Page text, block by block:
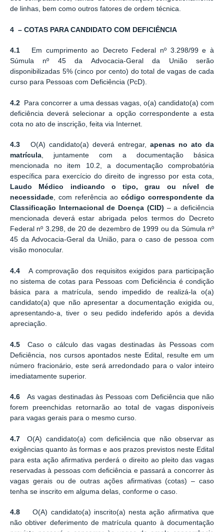
de linhas, bem como outros fatores de ordem técnica.
4 – COTAS PARA CANDIDATO COM DEFICIÊNCIA
4.1
Em cumprimento ao Decreto Federal nº 3.298/99 e à
Súmula nº 45 da Advocacia-Geral da União serão
disponibilizadas 5% (cinco por cento) do total de vagas de cada
curso para Pessoas com Deficiência (PcD).
4.2
Para concorrer a uma dessas vagas, o(a) candidato(a) com
deficiência deverá selecionar a opção correspondente a esta
cota no ato de inscrição, feita via Internet.
4.3 O(A) candidato(a) deverá entregar, apenas no ato da
matrícula, juntamente com a documentação básica
mencionada no item 10.2, a documentação comprobatória
específica para exercício do direito de ingresso por esta cota,
Laudo Médico indicando o tipo, grau ou nível de
necessidade, com referência ao código correspondente da
Classificação Internacional de Doença (CID) – a deficiência
mencionada deverá estar abrigada pelos termos do Decreto
Federal nº 3.298, de 20 de dezembro de 1999 ou da Súmula nº
45 da Advocacia-Geral da União, para o caso de pessoa com
visão monocular.
4.4A comprovação dos requisitos exigidos para participação
no sistema de cotas para Pessoas com Deficiência é condição
básica para a matrícula, sendo impedido de realizá-la o(a)
candidato(a) que não apresentar a documentação exigida ou,
apresentando-a, tiver o seu pedido indeferido após a devida
apreciação.
4.5Caso o cálculo das vagas destinadas às Pessoas com
Deficiência, nos cursos apontados neste Edital, resulte em um
número fracionário, este será arredondado para o valor inteiro
imediatamente superior.
4.6As vagas destinadas às Pessoas com Deficiência que não
forem preenchidas retornarão ao total de vagas disponíveis
para vagas gerais para o mesmo curso.
4.7O(A) candidato(a) com deficiência que não observar as
exigências quanto às formas e aos prazos previstos neste Edital
para esta ação afirmativa perderá o direito ao pleito das vagas
reservadas à pessoas com deficiência e passará a concorrer às
vagas gerais ou de outras ações afirmativas (cotas) ‒ caso
tenha se inscrito em alguma delas, conforme o caso.
4.8O(A) candidato(a) inscrito(a) nesta ação afirmativa que
não obtiver deferimento de matrícula quanto à documentação